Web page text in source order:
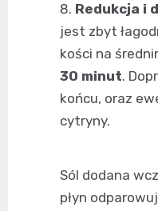
Redukcja i
jest zbyt
kości na
30 minut.
końcu, oraz
cytryny.
Sól dodana
płyn